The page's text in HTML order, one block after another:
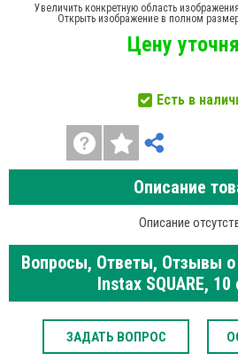
Увеличить конкретную область
Открыть изображение в полном
Цену
Есть в
Описание
Описание
Вопросы, Ответы, Отзывы
Instax SQUARE,
ЗАДАТЬ ВОПРОС